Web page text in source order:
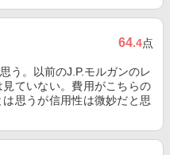
64.4点
う。以前のJ.P.モルガンのレ
ていない。費用がこちらの
思うが信用性は微妙だと思